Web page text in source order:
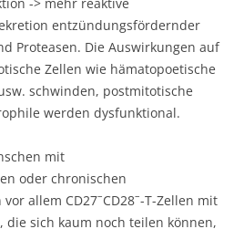
entzündungsfördernder
Proteasen. Die Auswirkungen auf
Zellen wie hämatopoetische
schwinden, postmitotische
werden dysfunktional.
mit
oder chronischen
allem CD27–CD28–-T-Zellen mit
die sich kaum noch teilen können,